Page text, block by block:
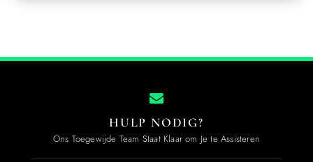
HULP NODIG?
Ons Toegewijde Team Staat Klaar om Je te Assisteren